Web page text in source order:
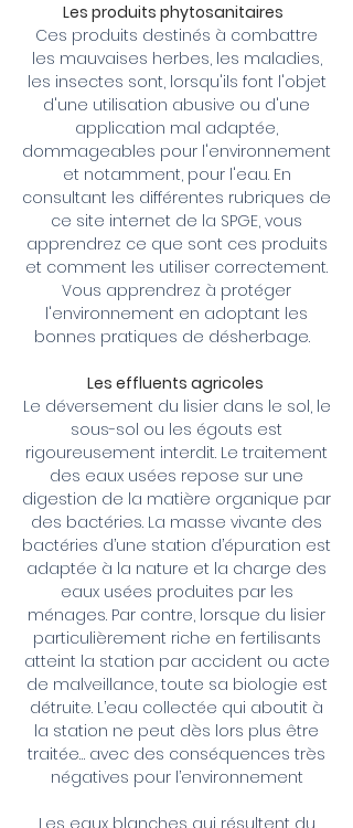
Les produits phytosanitaires
Ces produits destinés à combattre
les mauvaises herbes, les maladies,
les insectes sont, lorsqu'ils font l'objet
d'une utilisation abusive ou d'une
application mal adaptée,
dommageables pour l'environnement
et notamment, pour l'eau. En
consultant les différentes rubriques de
ce site internet de la SPGE, vous
apprendrez ce que sont ces produits
et comment les utiliser correctement.
Vous apprendrez à protéger
l'environnement en adoptant les
bonnes pratiques de désherbage.
Les effluents agricoles
Le déversement du lisier dans le sol, le
sous-sol ou les égouts est
rigoureusement interdit. Le traitement
des eaux usées repose sur une
digestion de la matière organique par
des bactéries. La masse vivante des
bactéries d’une station d’épuration est
adaptée à la nature et la charge des
eaux usées produites par les
ménages. Par contre, lorsque du lisier
particulièrement riche en fertilisants
atteint la station par accident ou acte
de malveillance, toute sa biologie est
détruite. L’eau collectée qui aboutit à
la station ne peut dès lors plus être
traitée… avec des conséquences très
négatives pour l’environnement
Les eaux blanches qui résultent du